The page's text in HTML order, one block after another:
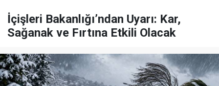
İçişleri Bakanlığı’ndan Uyarı: Kar,
Sağanak ve Fırtına Etkili Olacak